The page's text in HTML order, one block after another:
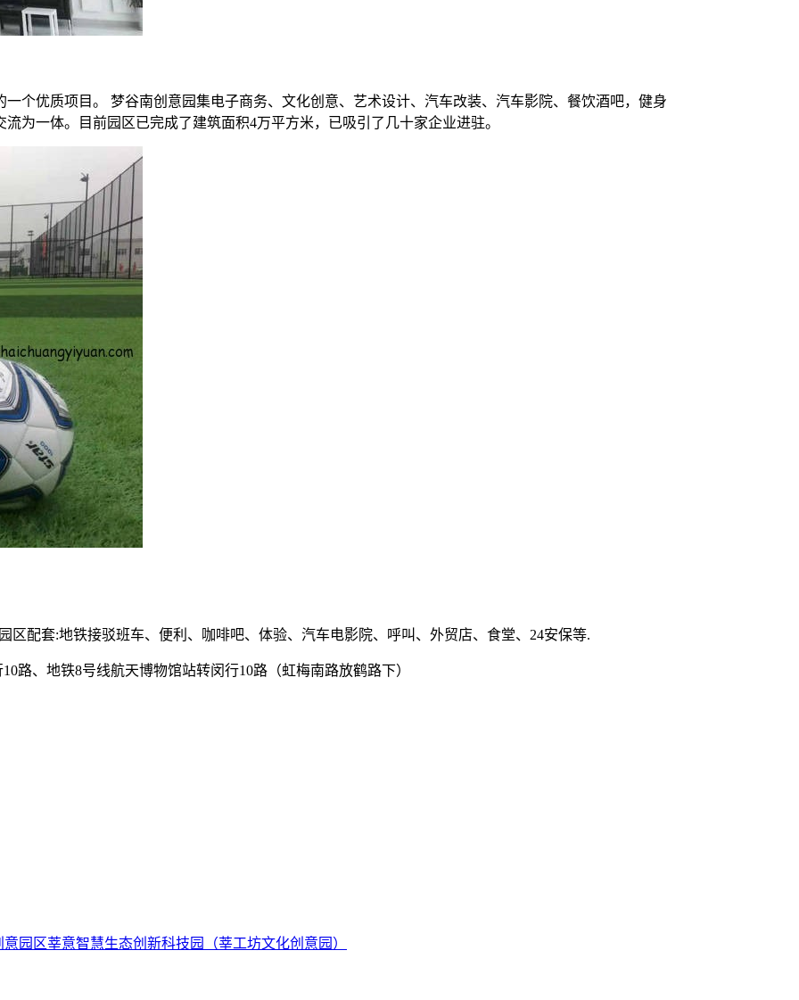
个优质项目。 梦谷南创意园集电子商务、文化创意、艺术设计、汽车改装、汽车影院、餐饮酒吧，健身
为一体。目前园区已完成了建筑面积4万平方米，已吸引了几十家企业进驻。
配套:地铁接驳班车、便利、咖啡吧、体验、汽车电影院、呼叫、外贸店、食堂、24安保等.
路、地铁8号线航天博物馆站转闵行10路（虹梅南路放鹤路下）
莘意智慧生态创新科技园（莘工坊文化创意园）